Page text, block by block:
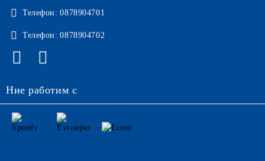
Телефон: 0878904701
Телефон: 0878904702
Ние работим с